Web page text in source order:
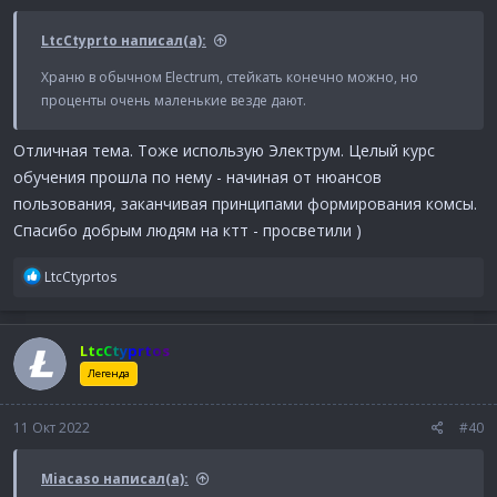
LtcCtyprto написал(а):
Храню в обычном Electrum, стейкать конечно можно, но
проценты очень маленькие везде дают.
Отличная тема. Тоже использую Электрум. Целый курс
обучения прошла по нему - начиная от нюансов
пользования, заканчивая принципами формирования комсы.
Спасибо добрым людям на ктт - просветили )
Р
к
ц
и
и
LtcCtyprtos
LtcCtyprtos
Легенда
11 Окт 2022 #40
Miacaso написал(а):